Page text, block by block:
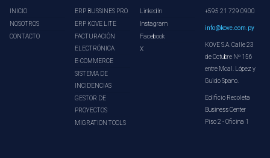
INICIO
NOSOTROS
CONTACTO
ERP BUSSINES PRO
ERP KOVE LITE
FACTURACIÓN
ELECTRÓNICA
E-COMMERCE
SISTEMA DE
INCIDENCIAS
GESTOR DE
PROYECTOS
MIGRATION TOOLS
LinkedIn
Instagram
Facebook
X
+595 21 729 0900
info@kove.com.py
KOVE S.A. Calle 23
de Octubre Nº 156
entre Mcal. López y
Guido Spano.
Edificio Recoleta
Business Center
Piso 2 - Oficina 1